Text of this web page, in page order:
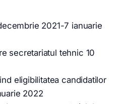
2021-7 ianuarie
secretariatul tehnic 10
eligibilitatea candidatilor
2022